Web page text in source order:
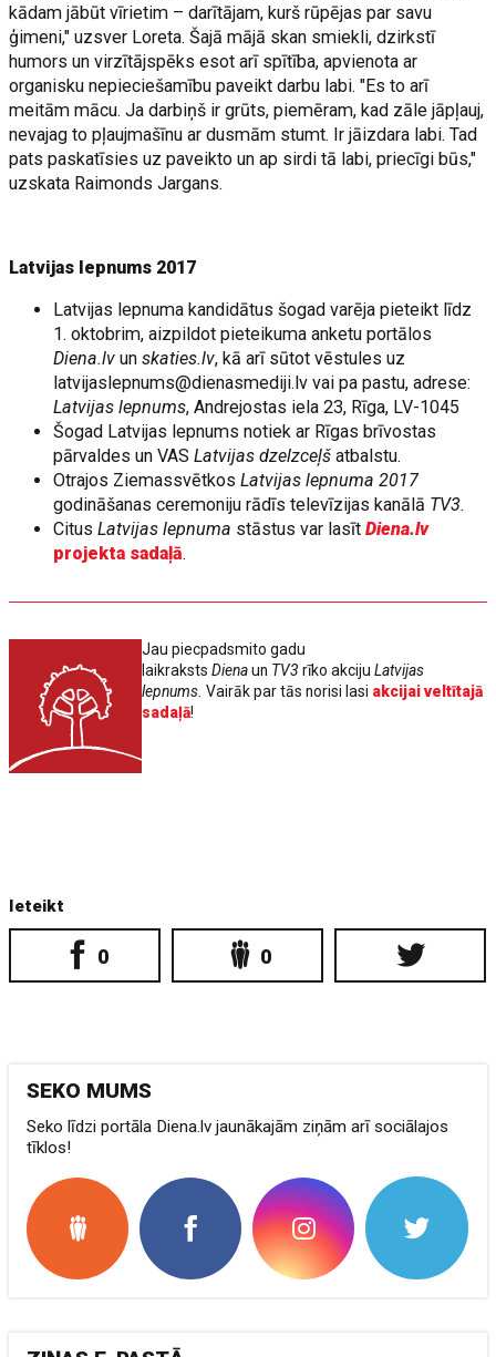
kādam jābūt vīrietim – darītājam, kurš rūpējas par savu
ģimeni," uzsver Loreta. Šajā mājā skan smiekli, dzirkstī
humors un virzītājspēks esot arī spītība, apvienota ar
organisku nepieciešamību paveikt darbu labi. "Es to arī
meitām mācu. Ja darbiņš ir grūts, piemēram, kad zāle jāpļauj,
nevajag to pļaujmašīnu ar dusmām stumt. Ir jāizdara labi. Tad
pats paskatīsies uz paveikto un ap sirdi tā labi, priecīgi būs,"
uzskata Raimonds Jargans.
Latvijas lepnums 2017
Latvijas lepnuma kandidātus šogad varēja pieteikt līdz
1. oktobrim, aizpildot pieteikuma anketu portālos
Diena.lv unskaties.lv, kā arī sūtot vēstules uz
latvijaslepnums@dienasmediji.lv vai pa pastu, adrese:
Latvijas lepnums, Andrejostas iela 23, Rīga, LV-1045
Šogad Latvijas lepnums notiek ar Rīgas brīvostas
pārvaldes un VASLatvijas dzelzceļš atbalstu.
Otrajos ZiemassvētkosLatvijas lepnuma 2017
godināšanas ceremoniju rādīs televīzijas kanālā TV3.
CitusLatvijas lepnuma stāstus var lasītDiena.lv
projekta sadaļā.
Jau piecpadsmito gadu
laikrakstsDienaun TV3 rīko akcijuLatvijas
lepnums.Vairāk par tās norisi lasi akcijai veltītajā
sadaļā!
Ieteikt
0 0
SEKO MUMS
Seko līdzi portāla Diena.lv jaunākajām ziņām arī sociālajos
tīklos!